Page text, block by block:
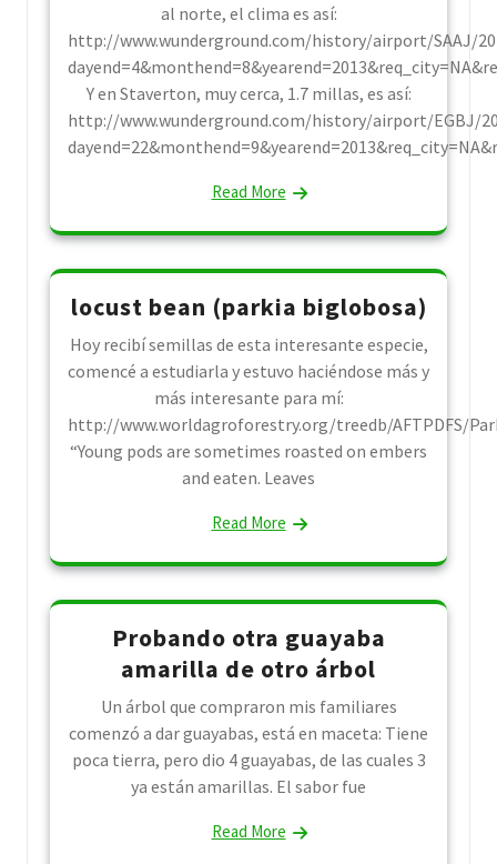
al norte, el clima es así:
http://www.wunderground.com/history/airport/SAAJ/
Y en Staverton, muy cerca, 1.7 millas, es así:
http://www.wunderground.com/history/airport/EGBJ/
Read More
locust bean (parkia biglobosa)
Hoy recibí semillas de esta interesante especie,
comencé a estudiarla y estuvo haciéndose más y
más interesante para mí:
http://www.worldagroforestry.org/treedb/AFTPDFS/
“Young pods are sometimes roasted on embers
and eaten. Leaves
Read More
Probando otra guayaba
amarilla de otro árbol
Un árbol que compraron mis familiares
comenzó a dar guayabas, está en maceta: Tiene
poca tierra, pero dio 4 guayabas, de las cuales 3
ya están amarillas. El sabor fue
Read More